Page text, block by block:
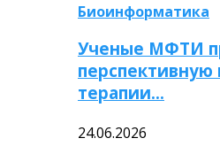
Биоинформатика
Ученые МФТИ
терапии…
24.06.2026